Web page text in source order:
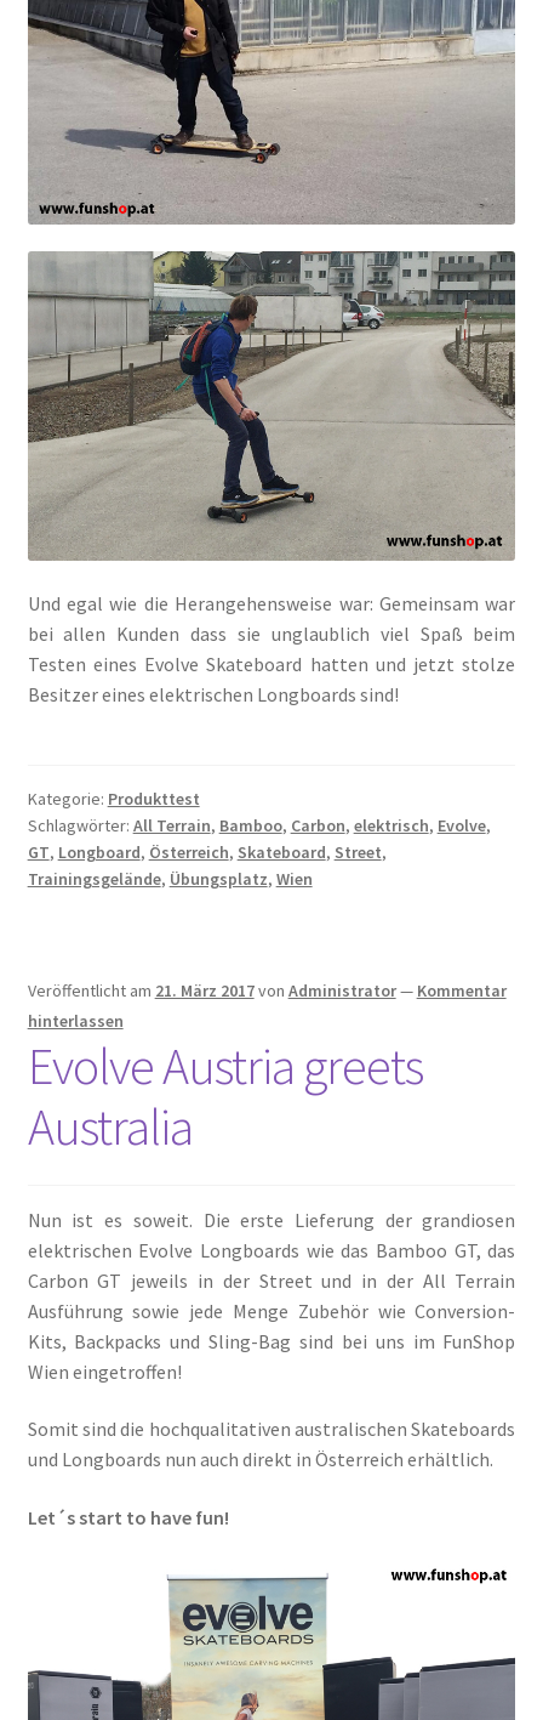
Und egal wie die Herangehensweise war: Gemeinsam war
bei allen Kunden dass sie unglaublich viel Spaß beim
Testen eines Evolve Skateboard hatten und jetzt stolze
Besitzer eines elektrischen Longboards sind!
Kategorie: Produkttest
Schlagwörter: All Terrain, Bamboo, Carbon, elektrisch, Evolve,
GT, Longboard, Österreich, Skateboard, Street,
Trainingsgelände, Übungsplatz, Wien
Veröffentlicht am 21. März 2017von Administrator— Kommentar
hinterlassen
Evolve Austria greets
Australia
Nun ist es soweit. Die erste Lieferung der grandiosen
elektrischen Evolve Longboards wie das Bamboo GT, das
Carbon GT jeweils in der Street und in der All Terrain
Ausführung sowie jede Menge Zubehör wie Conversion-
Kits, Backpacks und Sling-Bag sind bei uns im FunShop
Wien eingetroffen!
Somit sind die hochqualitativen australischen Skateboards
und Longboards nun auch direkt in Österreich erhältlich.
Let´s start to have fun!